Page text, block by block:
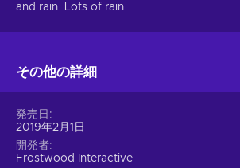
and rain. Lots of rain.
その他の詳細
発売日
2019年2月1日
開発者
Frostwood Interactive